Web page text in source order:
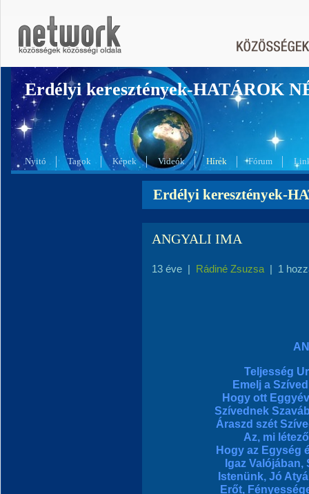
Erdélyi keresztények-HATÁROK
Nyitó Tagok Képek Videók Hírek Fórum
Erdélyi keresztények-
ANGYALI IMA
13 éve | Rádiné Zsuzsa | 1
Teljesség
Emelj a
Hogy ott
Szívednek
Áraszd szét
Az, mi
Hogy az Egység
Igaz
Istenünk, Jó
Erőt,